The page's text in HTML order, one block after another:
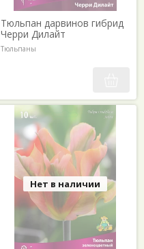
Тюльпан дарвинов гибрид
Черри Дилайт
Тюльпаны
Нет в наличии